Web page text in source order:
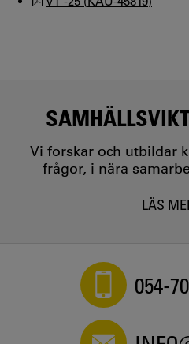
Vi forskar och utbildar
frågor, i nära
LÄS
054-